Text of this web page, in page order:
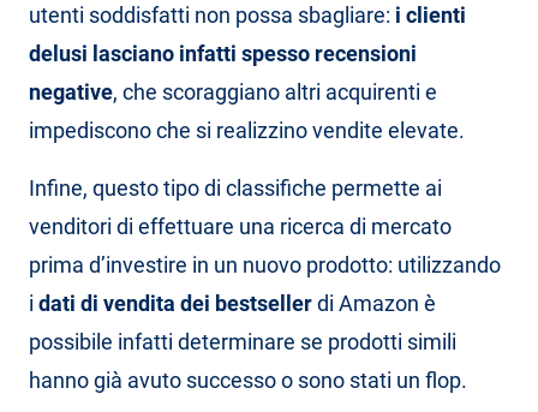
utenti soddisfatti non possa sbagliare: i clienti
delusi lasciano infatti spesso recensioni
negative, che scoraggiano altri acquirenti e
impediscono che si realizzino vendite elevate.
Infine, questo tipo di classifiche permette ai
venditori di effettuare una ricerca di mercato
prima d’investire in un nuovo prodotto: utilizzando
i dati di vendita dei bestsellerdi Amazon è
possibile infatti determinare se prodotti simili
hanno già avuto successo o sono stati un flop.